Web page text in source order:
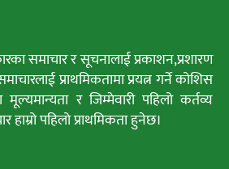
समाचार र सूचनालाई प्रकाशन,प्रशारण
प्राथमिकतामा प्रयत्न गर्ने कोशिस
मूल्यमान्यता र जिम्मेवारी पहिलो कर्तव्य
पहिलो प्राथमिकता हुनेछ।